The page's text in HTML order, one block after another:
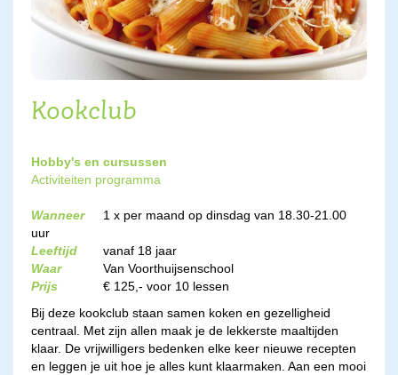
Kookclub
Hobby's en cursussen
Activiteiten programma
Wanneer
1 x per maand op dinsdag van 18.30-21.00
uur
Leeftijd
vanaf 18 jaar
Waar
Van Voorthuijsenschool
Prijs
€ 125,- voor 10 lessen
Bij deze kookclub staan samen koken en gezelligheid
centraal. Met zijn allen maak je de lekkerste maaltijden
klaar. De vrijwilligers bedenken elke keer nieuwe recepten
en leggen je uit hoe je alles kunt klaarmaken. Aan een mooi